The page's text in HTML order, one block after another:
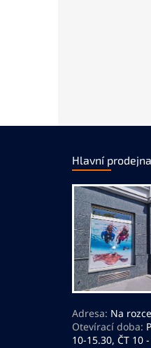
Hlavní prodejna
Adresa: Na
Otevírací doba:
10-15.30, ČT 10